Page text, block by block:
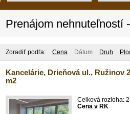
Prenájom nehnuteľností
Zoradiť podľa: Cena Dátum Druh
Kancelárie, Drieňová ul., Ružinov
m2
Celková rozloha:
Cena v RK